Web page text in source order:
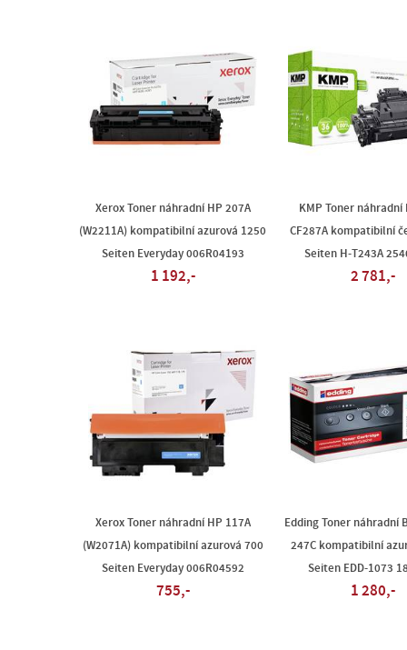
Xerox Toner náhradní HP 207A
(W2211A) kompatibilní azurová 1250
Seiten Everyday 006R04193
1 192,-
KMP Toner náhradní
CF287A kompatibilní
Seiten H-T243A
2 781,-
Xerox Toner náhradní HP 117A
(W2071A) kompatibilní azurová 700
Seiten Everyday 006R04592
755,-
Edding Toner náhradní
247C kompatibilní
Seiten EDD-1073
1 280,-